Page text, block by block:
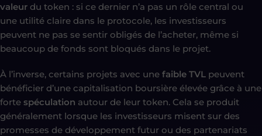
valeur du token : si ce dernier n’a pas un rôle central ou
une utilité claire dans le protocole, les investisseurs
peuvent ne pas se sentir obligés de l’acheter, même si
beaucoup de fonds sont bloqués dans le projet.
À l’inverse, certains projets avec une faible TVL peuvent
bénéficier d’une capitalisation boursière élevée grâce à une
forte spéculation autour de leur token. Cela se produit
généralement lorsque les investisseurs misent sur des
promesses de développement futur ou des partenariats